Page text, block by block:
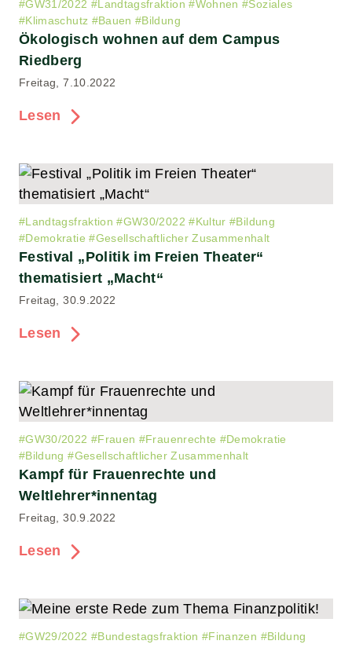
#GW31/2022 # Landtagsfraktion #Wohnen #Soziales
#Klimaschutz #Bauen #Bildung
Ökologisch wohnen auf dem Campus
Riedberg
Freitag, 7.10.2022
Lesen
#Landtagsfraktion #GW30/2022 #Kultur #Bildung
#Demokratie #Gesellschaftlicher Zusammenhalt
Festival „Politik im Freien Theater“
thematisiert „Macht“
Freitag, 30.9.2022
Lesen
#GW30/2022 #Frauen #Frauenrechte #Demokratie
#Bildung #Gesellschaftlicher Zusammenhalt
Kampf für Frauenrechte und
Weltlehrer*innentag
Freitag, 30.9.2022
Lesen
#GW29/2022 #Bundestagsfraktion #Finanzen #Bildung